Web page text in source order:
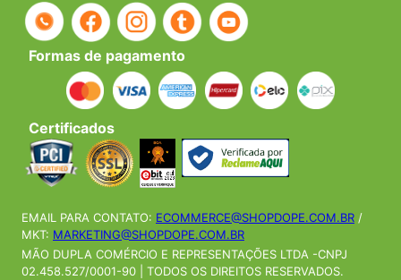
Formas de pagamento
Certificados
EMAIL PARA CONTATO: ECOMMERCE@SHOPDOPE.COM.BR /
MKT: MARKETING@SHOPDOPE.COM.BR
MÃO DUPLA COMÉRCIO E REPRESENTAÇÕES LTDA -CNPJ
02.458.527/0001-90 | TODOS OS DIREITOS RESERVADOS.